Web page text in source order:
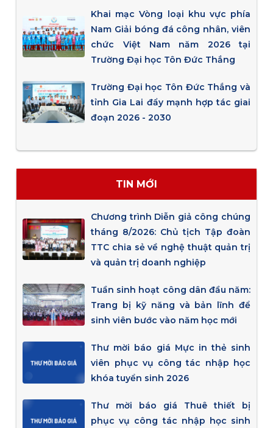
Khai mạc Vòng loại khu vực phía
Nam Giải bóng đá công nhân, viên
chức Việt Nam năm 2026 tại
Trường Đại học Tôn Đức Thắng
Trường Đại học Tôn Đức Thắng và
tỉnh Gia Lai đẩy mạnh hợp tác giai
đoạn 2026 - 2030
TIN MỚI
Chương trình Diễn giả công chúng
tháng 8/2026: Chủ tịch Tập đoàn
TTC chia sẻ về nghệ thuật quản trị
và quản trị doanh nghiệp
Tuần sinh hoạt công dân đầu năm:
Trang bị kỹ năng và bản lĩnh để
sinh viên bước vào năm học mới
Thư mời báo giá Mực in thẻ sinh
viên phục vụ công tác nhập học
khóa tuyển sinh 2026
Thư mời báo giá Thuê thiết bị
phục vụ công tác nhập học sinh